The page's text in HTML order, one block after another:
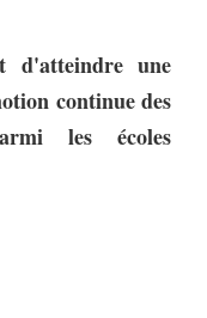
d'atteindre une
continue des
les écoles